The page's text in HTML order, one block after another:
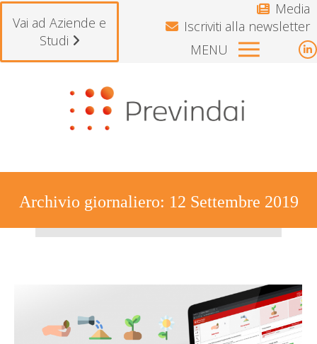
Vai ad Aziende e
Studi
Media
Iscriviti alla newsletter
MENU
Archivio giornaliero: 12 Settembre 2019
Si avvisano gli iscritti che il Fondo